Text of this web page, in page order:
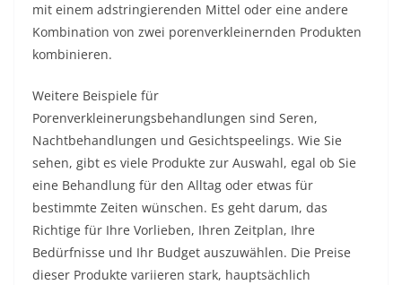
mit einem adstringierenden Mittel oder eine andere
Kombination von zwei porenverkleinernden Produkten
kombinieren.
Weitere Beispiele für
Porenverkleinerungsbehandlungen sind Seren,
Nachtbehandlungen und Gesichtspeelings. Wie Sie
sehen, gibt es viele Produkte zur Auswahl, egal ob Sie
eine Behandlung für den Alltag oder etwas für
bestimmte Zeiten wünschen. Es geht darum, das
Richtige für Ihre Vorlieben, Ihren Zeitplan, Ihre
Bedürfnisse und Ihr Budget auszuwählen. Die Preise
dieser Produkte variieren stark, hauptsächlich